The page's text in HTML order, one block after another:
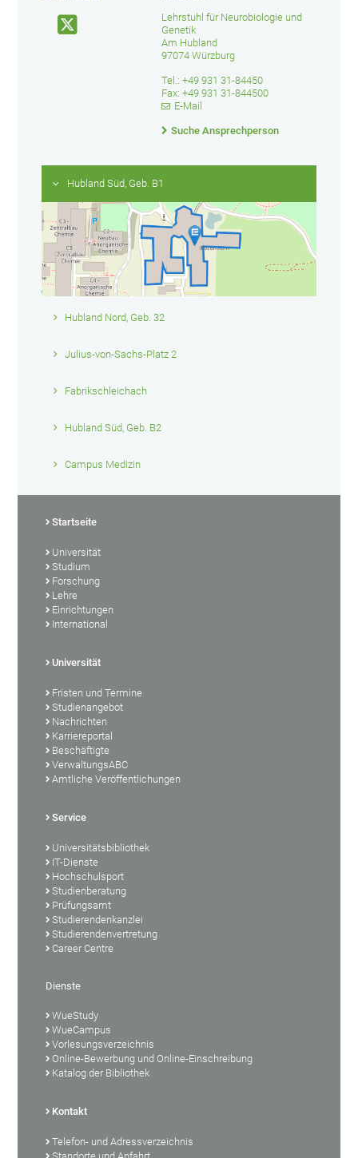
Lehrstuhl für Neurobiologie und
Genetik
Am Hubland
97074 Würzburg
Tel.: +49 931 31-84450
Fax: +49 931 31-844500
E-Mail
Suche Ansprechperson
Hubland Süd, Geb. B1
Hubland Nord, Geb. 32
Julius-von-Sachs-Platz 2
Fabrikschleichach
Hubland Süd, Geb. B2
Campus Medizin
Startseite
Universität
Studium
Forschung
Lehre
Einrichtungen
International
Universität
Fristen und Termine
Studienangebot
Nachrichten
Karriereportal
Beschäftigte
VerwaltungsABC
Amtliche Veröffentlichungen
Service
Universitätsbibliothek
IT-Dienste
Hochschulsport
Studienberatung
Prüfungsamt
Studierendenkanzlei
Studierendenvertretung
Career Centre
Dienste
WueStudy
WueCampus
Vorlesungsverzeichnis
Online-Bewerbung und Online-Einschreibung
Katalog der Bibliothek
Kontakt
Telefon- und Adressverzeichnis